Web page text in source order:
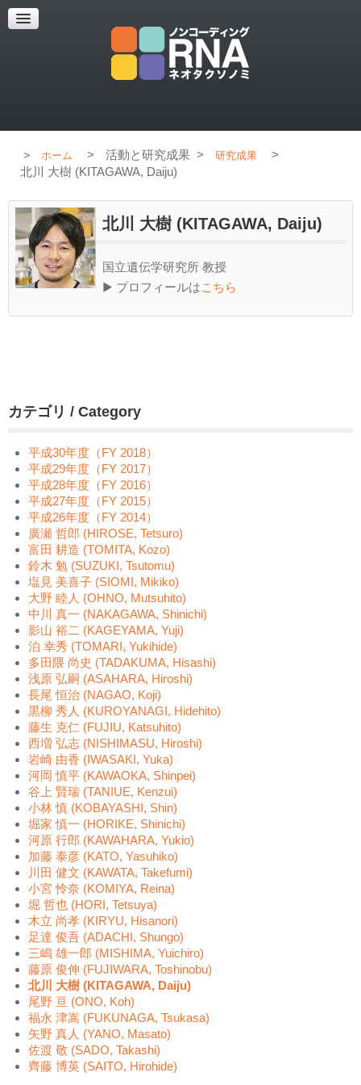
超解像顕微鏡
超解像顕微鏡の紹介
ホーム > 活動と研究成果 > 研究成果
>
北川 大樹 (KITAGAWA, Daiju)
北川 大樹 (KITAGAWA, Daiju)
国立遺伝学研究所 教授
▶ プロフィールはこちら
カテゴリ / Category
平成30年度（FY 2018）
平成29年度（FY 2017）
平成28年度（FY 2016）
平成27年度（FY 2015）
平成26年度（FY 2014）
廣瀬 哲郎 (HIROSE, Tetsuro)
富田 耕造 (TOMITA, Kozo)
鈴木 勉 (SUZUKI, Tsutomu)
塩見 美喜子 (SIOMI, Mikiko)
大野 睦人 (OHNO, Mutsuhito)
中川 真一 (NAKAGAWA, Shinichi)
影山 裕二 (KAGEYAMA, Yuji)
泊 幸秀 (TOMARI, Yukihide)
多田隈 尚史 (TADAKUMA, Hisashi)
浅原 弘嗣 (ASAHARA, Hiroshi)
長尾 恒治 (NAGAO, Koji)
黒柳 秀人 (KUROYANAGI, Hidehito)
藤生 克仁 (FUJIU, Katsuhito)
西増 弘志 (NISHIMASU, Hiroshi)
岩崎 由香 (IWASAKI, Yuka)
河岡 慎平 (KAWAOKA, Shinpei)
谷上 賢瑞 (TANIUE, Kenzui)
小林 慎 (KOBAYASHI, Shin)
堀家 慎一 (HORIKE, Shinichi)
河原 行郎 (KAWAHARA, Yukio)
加藤 泰彦 (KATO, Yasuhiko)
川田 健文 (KAWATA, Takefumi)
小宮 怜奈 (KOMIYA, Reina)
堀 哲也 (HORI, Tetsuya)
木立 尚孝 (KIRYU, Hisanori)
足達 俊吾 (ADACHI, Shungo)
三嶋 雄一郎 (MISHIMA, Yuichiro)
藤原 俊伸 (FUJIWARA, Toshinobu)
北川 大樹 (KITAGAWA, Daiju)
尾野 亘 (ONO, Koh)
福永 津嵩 (FUKUNAGA, Tsukasa)
矢野 真人 (YANO, Masato)
佐渡 敬 (SADO, Takashi)
齊藤 博英 (SAITO, Hirohide)